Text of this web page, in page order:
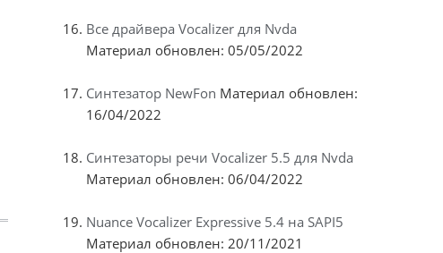
Все драйвера Vocalizer для Nvda
Материал обновлен: 05/05/2022
Синтезатор NewFon Материал обновлен:
16/04/2022
Синтезаторы речи Vocalizer 5.5 для Nvda
Материал обновлен: 06/04/2022
Nuance Vocalizer Expressive 5.4 на SAPI5
Материал обновлен: 20/11/2021